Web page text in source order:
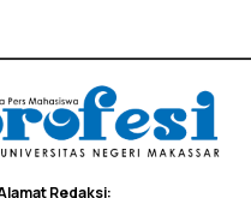
Redaksi: